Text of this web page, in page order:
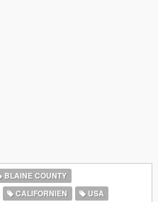
BLAINE COUNTY
CALIFORNIEN
USA